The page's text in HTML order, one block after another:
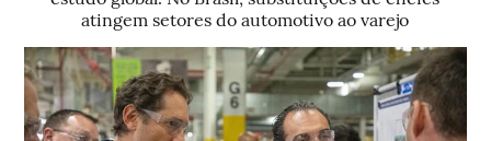
atingem setores do automotivo ao varejo